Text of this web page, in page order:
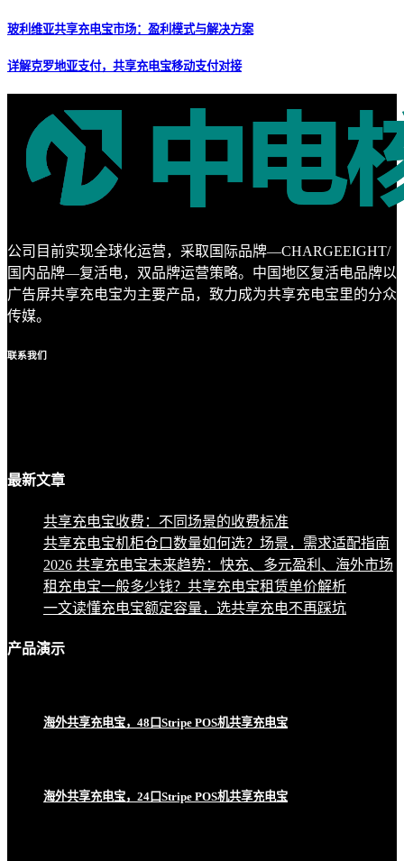
玻利维亚共享充电宝市场：盈利模式与解决方案
详解克罗地亚支付，共享充电宝移动支付对接
公司目前实现全球化运营，采取国际品牌—CHARGEEIGHT/
国内品牌—复活电，双品牌运营策略。中国地区复活电品牌以
广告屏共享充电宝为主要产品，致力成为共享充电宝里的分众
传媒。
联系我们
最新文章
共享充电宝收费：不同场景的收费标准
共享充电宝机柜仓口数量如何选？场景，需求适配指南
2026 共享充电宝未来趋势：快充、多元盈利、海外市场
租充电宝一般多少钱？共享充电宝租赁单价解析
一文读懂充电宝额定容量，选共享充电不再踩坑
产品演示
海外共享充电宝，48口Stripe POS机共享充电宝
海外共享充电宝，24口Stripe POS机共享充电宝